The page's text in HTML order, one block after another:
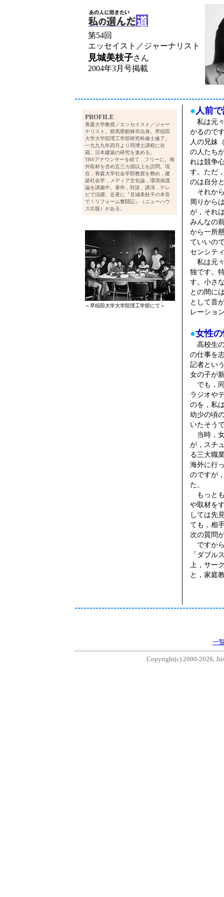
第54回
エッセイスト／ジャーナリスト
見城美枝子さん
2004年3月号掲載
PROFILE
青森大学教授／エッセイスト／ジャー
ナリスト。群馬県館林市出身。早稲田
大学大学院理工学部研究科修士修了。
一九九九年四月より同博士課程に在
籍。日本建築の研究を進める。
TBSアナウンサーを経て，フリーに。海
外取材を含め五三カ国以上を訪問。現
在，青森大学社会学部教授を務め，建
築社会学，メディア文化論，環境保護
論を講義中。著作，対談，講演，テレ
ビで活躍。近著に『見城美枝子の本音
で！リフォーム奮闘記』（ニューハウ
ス出版）がある。
＜早稲田大学大学院理工学部にて＞
●人前
私は元
かるので
人の兄妹
の人たち
れは競争
す。ただ
のは自分
それか
周りから
が，それ
みんなの
から一所
ていいの
センシテ
私は元
独です。
す。小さ
との間に
として音
レーショ
●女性
高校生
の仕事を
記者とい
女の子が
でも，
ラジオや
のを，私
幼少の頃
いたそう
当時，
が，スチ
る三大職
海外に行
のですが
た。
もっと
や取材を
しては先
ても，相
次の質問
ですか
「ダブル
上，サー
と，家庭
一
Copyright(c) 2000-2026,